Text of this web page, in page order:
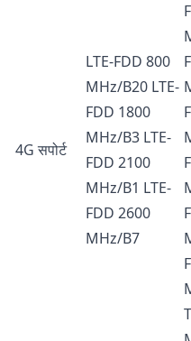
4G सपोर्ट
LTE-FDD 800
MHz/B20 LTE-
FDD 1800
MHz/B3 LTE-
FDD 2100
MHz/B1 LTE-
FDD 2600
MHz/B7